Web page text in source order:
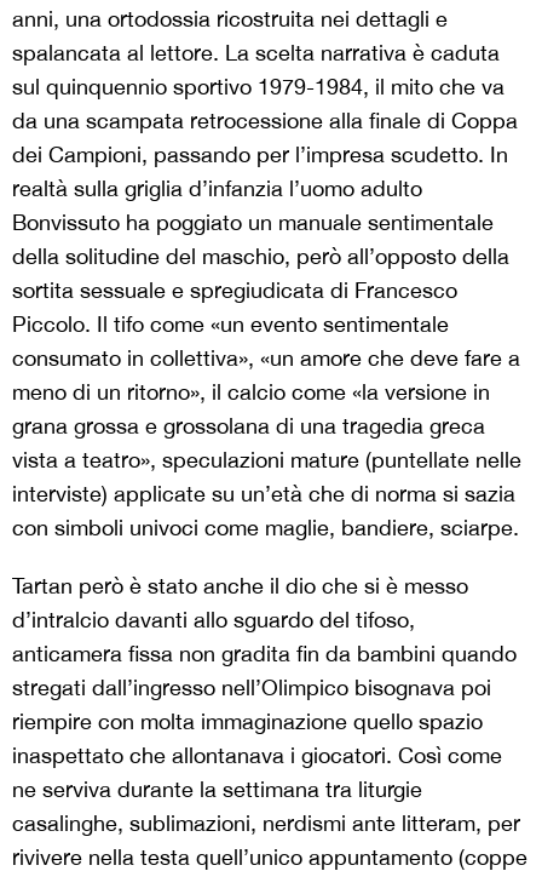
anni, una ortodossia ricostruita nei dettagli e
spalancata al lettore. La scelta narrativa è caduta
sul quinquennio sportivo 1979-1984, il mito che va
da una scampata retrocessione alla finale di Coppa
dei Campioni, passando per l’impresa scudetto. In
realtà sulla griglia d’infanzia l’uomo adulto
Bonvissuto ha poggiato un manuale sentimentale
della solitudine del maschio, però all’opposto della
sortita sessuale e spregiudicata di Francesco
Piccolo. Il tifo come «un evento sentimentale
consumato in collettiva», «un amore che deve fare a
meno di un ritorno», il calcio come «la versione in
grana grossa e grossolana di una tragedia greca
vista a teatro», speculazioni mature (puntellate nelle
interviste) applicate su un’età che di norma si sazia
con simboli univoci come maglie, bandiere, sciarpe.
Tartan però è stato anche il dio che si è messo
d’intralcio davanti allo sguardo del tifoso,
anticamera fissa non gradita fin da bambini quando
stregati dall’ingresso nell’Olimpico bisognava poi
riempire con molta immaginazione quello spazio
inaspettato che allontanava i giocatori. Così come
ne serviva durante la settimana tra liturgie
casalinghe, sublimazioni, nerdismi ante litteram, per
rivivere nella testa quell’unico appuntamento (coppe